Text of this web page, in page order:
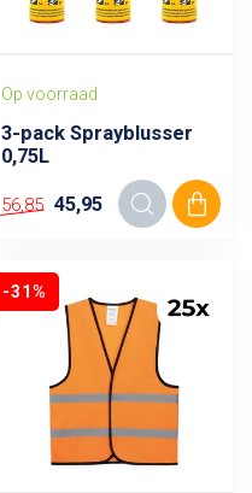
Op voorraad
3-pack Sprayblusser
0,75L
56,85 45,95
-31%